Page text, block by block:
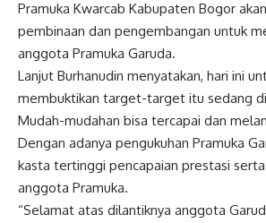
Pramuka Kwarcab Kabupaten Bogor
pembinaan dan pengembangan untuk
anggota Pramuka Garuda.
Lanjut Burhanudin menyatakan, hari ini
membuktikan target-target itu sedang
Mudah-mudahan bisa tercapai dan
Dengan adanya pengukuhan Pramuka
kasta tertinggi pencapaian prestasi
anggota Pramuka.
“Selamat atas dilantiknya anggota